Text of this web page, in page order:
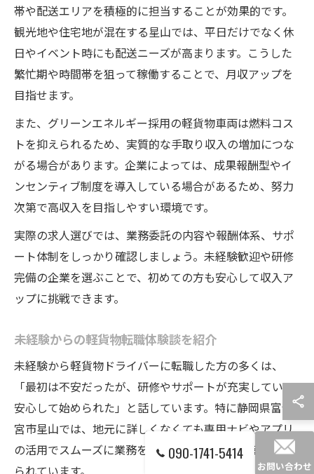
帯や配送エリアを積極的に担当することが効果的です。
観光地や住宅地が混在する星山では、平日だけでなく休
日やイベント時にも配送ニーズが高まります。こうした
繁忙期や時間帯を狙って稼働することで、月収アップを
目指せます。
また、グリーンエネルギー採用の軽貨物車両は燃料コス
トを抑えられるため、実質的な手取り収入の増加につな
がる場合があります。企業によっては、成果報酬型やイ
ンセンティブ制度を導入している場合があるため、努力
次第で高収入を目指しやすい環境です。
実際の求人選びでは、業務委託の内容や報酬体系、サポ
ート体制をしっかり確認しましょう。未経験歓迎や研修
完備の企業を選ぶことで、初めての方も安心して収入ア
ップに挑戦できます。
未経験からの軽貨物転職体験談を紹介
未経験から軽貨物ドライバーに転職した方の多くは、
「最初は不安だったが、研修やサポートが充実していて
安心して始められた」と話しています。特に静岡県富士
宮市星山では、地元に詳しくなくても専用ナビやアプリ
の活用でスムーズに業務をこなせたという声が多く寄せ
られています。
090-1741-5414
お問い合わせ